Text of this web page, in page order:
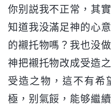
你别説我不正常，其
知道我没滿足神的心
的襯托物嗎？我也没
神把襯托物改成受造
受造之物，這不有希
極，别氣餒，能够繼